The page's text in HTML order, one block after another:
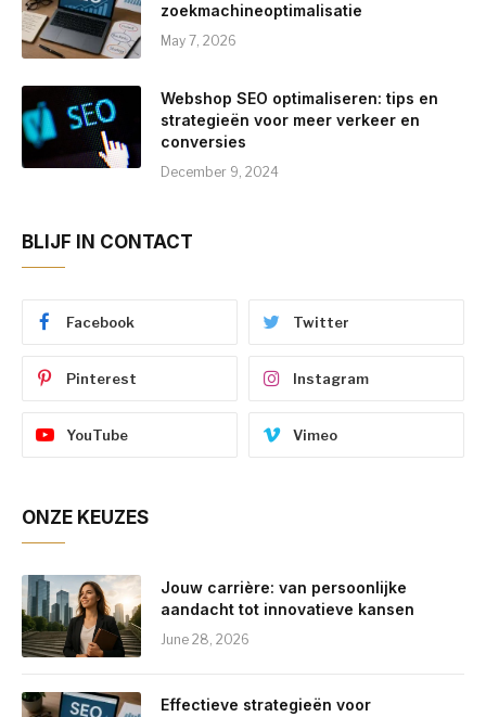
zoekmachineoptimalisatie
May 7, 2026
Webshop SEO optimaliseren: tips en
strategieën voor meer verkeer en
conversies
December 9, 2024
BLIJF IN CONTACT
Facebook Twitter
Pinterest Instagram
YouTube Vimeo
ONZE KEUZES
Jouw carrière: van persoonlijke
aandacht tot innovatieve kansen
June 28, 2026
Effectieve strategieën voor